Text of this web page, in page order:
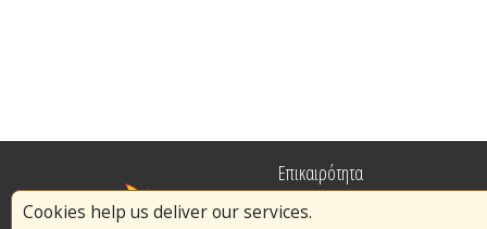
Cookies help us deliver our services.
Επικαιρότητα
Πυρασφάλεια